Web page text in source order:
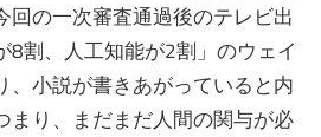
回の一次審査通過後のテレビ出
8割、人工知能が2割」のウェイ
、小説が書きあがっていると内
まり、まだまだ人間の関与が必